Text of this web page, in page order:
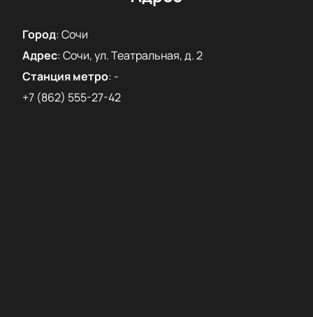
Город:Сочи
Адрес:Сочи, ул. Театральная, д. 2
Станция метро: -
+7 (862) 555-27-42